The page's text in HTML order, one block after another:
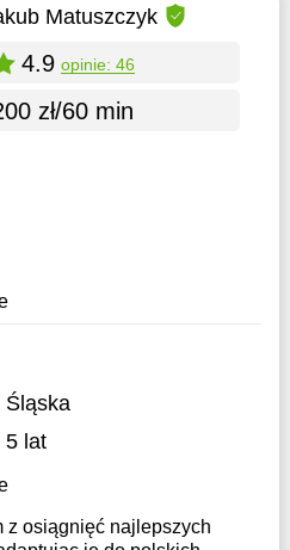
Matuszczyk
4.9 opinie: 46
zł/60 min
Śląska
5 lat
z osiągnięć najlepszych